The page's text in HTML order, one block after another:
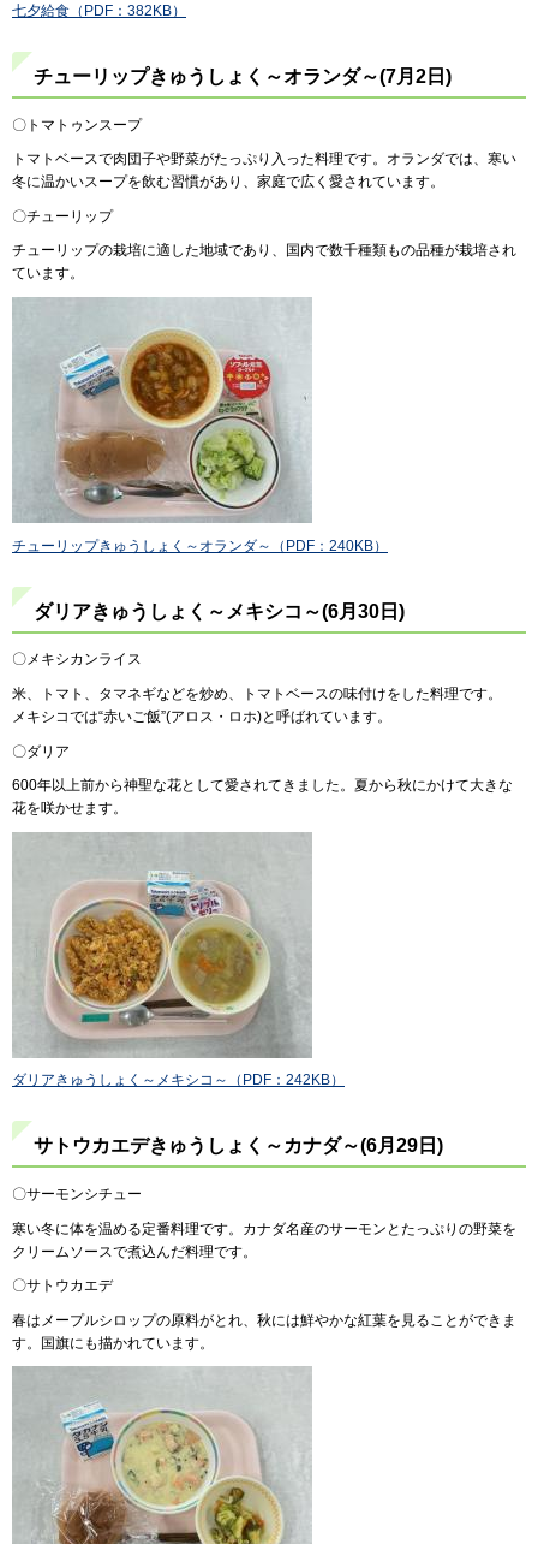
七夕給食（PDF：382KB）
チューリップきゅうしょく～オランダ～(7月2日)
〇トマトゥンスープ
トマトベースで肉団子や野菜がたっぷり入った料理です。オランダでは、寒い
冬に温かいスープを飲む習慣があり、家庭で広く愛されています。
〇チューリップ
チューリップの栽培に適した地域であり、国内で数千種類もの品種が栽培され
ています。
チューリップきゅうしょく～オランダ～（PDF：240KB）
ダリアきゅうしょく～メキシコ～(6月30日)
〇メキシカンライス
米、トマト、タマネギなどを炒め、トマトベースの味付けをした料理です。
メキシコでは“赤いご飯”(アロス・ロホ)と呼ばれています。
〇ダリア
600年以上前から神聖な花として愛されてきました。夏から秋にかけて大きな
花を咲かせます。
ダリアきゅうしょく～メキシコ～（PDF：242KB）
サトウカエデきゅうしょく～カナダ～(6月29日)
〇サーモンシチュー
寒い冬に体を温める定番料理です。カナダ名産のサーモンとたっぷりの野菜を
クリームソースで煮込んだ料理です。
〇サトウカエデ
春はメープルシロップの原料がとれ、秋には鮮やかな紅葉を見ることができま
す。国旗にも描かれています。